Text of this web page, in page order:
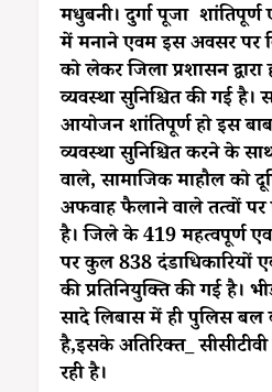
मधुबनी। दुर्गा पूजा शांतिपूर्ण
में मनाने एवम इस अवसर पर
को लेकर जिला प्रशासन
व्यवस्था सुनिश्चित की गई है।
आयोजन शांतिपूर्ण हो इस
व्यवस्था सुनिश्चित करने के
वाले, सामाजिक माहौल को
अफवाह फैलाने वाले तत्वों पर
है। जिले के 419 महत्वपूर्ण
पर कुल 838 दंडाधिकारियों
की प्रतिनियुक्ति की गई है।
सादे लिबास में ही पुलिस बल
है,इसके अतिरिक्त_
रही है।